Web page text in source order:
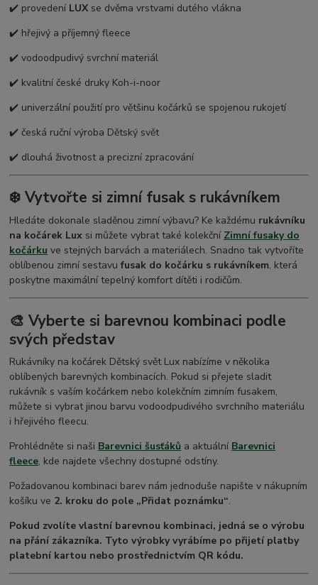
✔️ provedení LUX se dvěma vrstvami dutého vlákna
✔️ hřejivý a příjemný fleece
✔️ vodoodpudivý svrchní materiál
✔️ kvalitní české druky Koh-i-noor
✔️ univerzální použití pro většinu kočárků se spojenou rukojetí
✔️ česká ruční výroba Dětský svět
✔️ dlouhá životnost a precizní zpracování
❄️ Vytvořte si zimní fusak s rukávníkem
Hledáte dokonale sladěnou zimní výbavu? Ke každému rukávníku
na kočárek Lux si můžete vybrat také kolekční Zimní fusaky do
kočárku ve stejných barvách a materiálech. Snadno tak vytvoříte
oblíbenou zimní sestavufusak do kočárku s rukávníkem, která
poskytne maximální tepelný komfort dítěti i rodičům.
🎨 Vyberte si barevnou kombinaci podle
svých představ
Rukávníky na kočárek Dětský svět Lux nabízíme v několika
oblíbených barevných kombinacích. Pokud si přejete sladit
rukávník s vaším kočárkem nebo kolekčním zimním fusakem,
můžete si vybrat jinou barvu vodoodpudivého svrchního materiálu
i hřejivého fleecu.
Prohlédněte si naši Barevnici šusťáků a aktuální Barevnici
fleece, kde najdete všechny dostupné odstíny.
Požadovanou kombinaci barev nám jednoduše napište v nákupním
košíku ve 2. kroku do pole „Přidat poznámku“.
Pokud zvolíte vlastní barevnou kombinaci, jedná se o výrobu
na přání zákazníka. Tyto výrobky vyrábíme po přijetí platby
platební kartou nebo prostřednictvím QR kódu.